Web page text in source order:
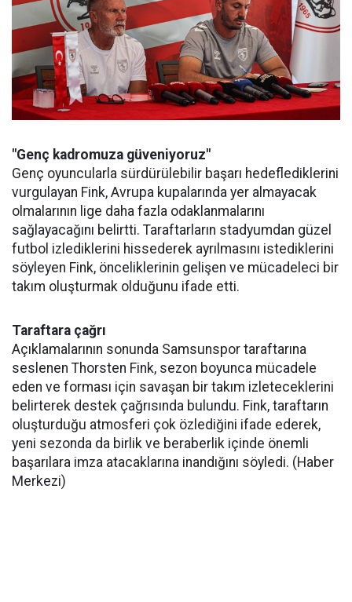
"Genç kadromuza güveniyoruz"
Genç oyuncularla sürdürülebilir başarı hedeflediklerini
vurgulayan Fink, Avrupa kupalarında yer almayacak
olmalarının lige daha fazla odaklanmalarını
sağlayacağını belirtti. Taraftarların stadyumdan güzel
futbol izlediklerini hissederek ayrılmasını istediklerini
söyleyen Fink, önceliklerinin gelişen ve mücadeleci bir
takım oluşturmak olduğunu ifade etti.
Taraftara çağrı
Açıklamalarının sonunda Samsunspor taraftarına
seslenen Thorsten Fink, sezon boyunca mücadele
eden ve forması için savaşan bir takım izleteceklerini
belirterek destek çağrısında bulundu. Fink, taraftarın
oluşturduğu atmosferi çok özlediğini ifade ederek,
yeni sezonda da birlik ve beraberlik içinde önemli
başarılara imza atacaklarına inandığını söyledi. (Haber
Merkezi)